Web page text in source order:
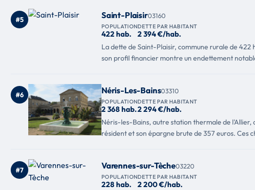
#5 Saint-Plaisir03160
POPULATION
422 hab.
DETTE PAR HABITANT
2 394 €/hab.
La dette de Saint-Plaisir, commune rurale de 422
son profil financier montre un endettement
#6 Néris-Les-Bains03310
POPULATION
2 368 hab.
DETTE PAR HABITANT
2 294 €/hab.
Néris-les-Bains, autre station thermale de l'Allier,
résident et son épargne brute de 357 euros. Ces
#7 Varennes-sur-Tèche03220
POPULATION
228 hab.
DETTE PAR HABITANT
2 200 €/hab.